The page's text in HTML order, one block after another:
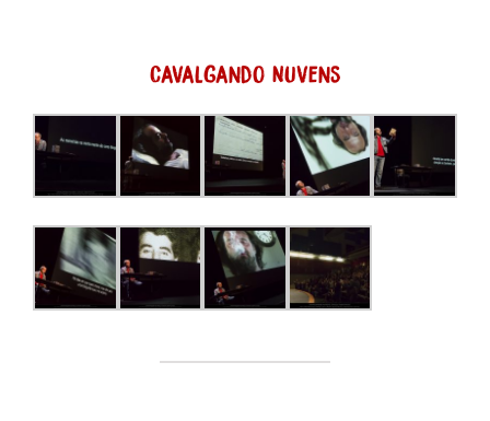
Cavalgando Nuvens